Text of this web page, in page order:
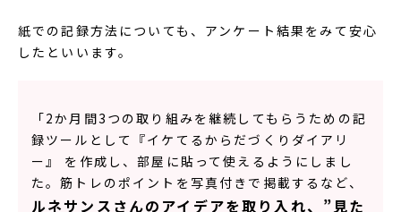
紙での記録方法についても、アンケート結果をみて安心
したといいます。
「2か月間3つの取り組みを継続してもらうための記
録ツールとして『イケてるからだづくりダイアリ
ー』 を作成し、部屋に貼って使えるようにしまし
た。筋トレのポイントを写真付きで掲載するなど、
ルネサンスさんのアイデアを取り入れ、”見た